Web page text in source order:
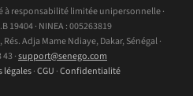
responsabilité limitée unipersonnelle ·
19404 · NINEA : 005263819
Adja Mame Ndiaye, Dakar, Sénégal ·
·support@senego.com
légales·CGU ·Confidentialité